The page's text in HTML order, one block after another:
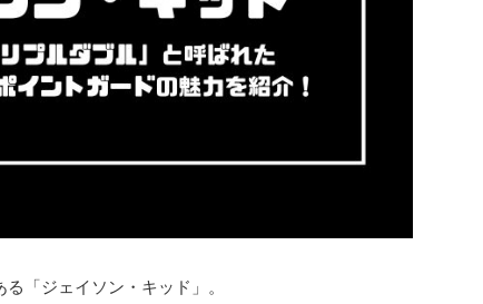
「ジェイソン・キッド」。